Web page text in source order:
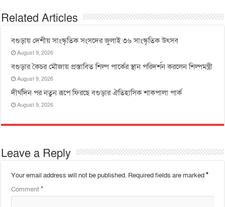
Related Articles
বগুড়ায় দেশীয় সাংস্কৃতিক সংসদের জুলাই ৩৬ সাংস্কৃতিক উৎসব
August 9, 2026
বগুড়ার কৈচর মৌজায় প্রস্তাবিত শিল্প পার্কের স্থান পরিদর্শন করলেন শিল্পমন্ত্রী
August 9, 2026
দীর্ঘদিন পর নতুন রূপে ফিরছে বগুড়ার ঐতিহাসিক শাকপালা পার্ক
August 9, 2026
Leave a Reply
Your email address will not be published. Required fields are marked*
Comment*